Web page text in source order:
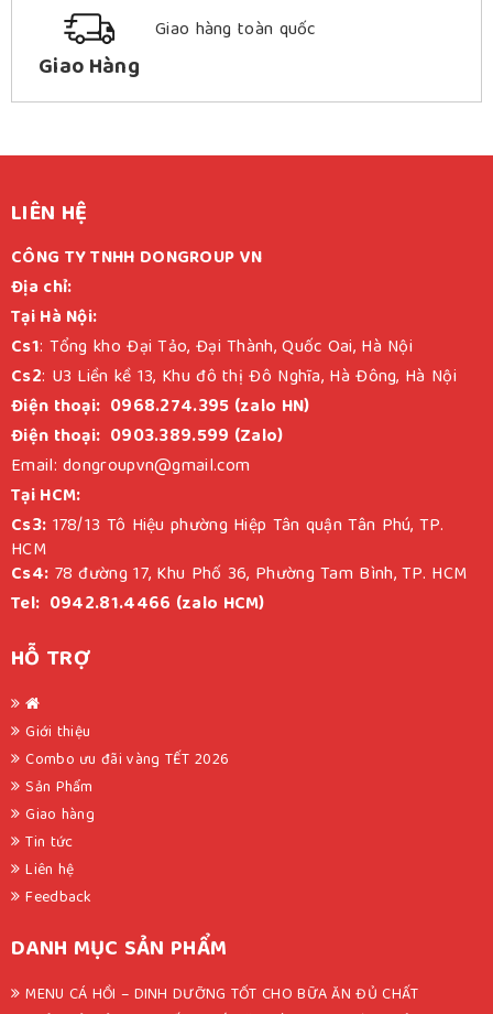
Giao Hàng
Giao hàng toàn quốc
LIÊN HỆ
CÔNG TY TNHH DONGROUP VN
Địa chỉ:
Tại Hà Nội:
Cs1: Tổng kho Đại Tảo, Đại Thành, Quốc Oai, Hà Nội
Cs2: U3 Liền kề 13, Khu đô thị Đô Nghĩa, Hà Đông, Hà Nội
Điện thoại: 0968.274.395 (zalo HN)
Điện thoại: 0903.389.599 (Zalo)
Email: dongroupvn@gmail.com
Tại HCM:
Cs3: 178/13 Tô Hiệu phường Hiệp Tân quận Tân Phú, TP.
HCM
Cs4: 78 đường 17, Khu Phố 36, Phường Tam Bình, TP. HCM
Tel: 0942.81.4466 (zalo HCM)
HỖ TRỢ
Giới thiệu
Combo ưu đãi vàng TẾT 2026
Sản Phẩm
Giao hàng
Tin tức
Liên hệ
Feedback
DANH MỤC SẢN PHẨM
MENU CÁ HỒI – DINH DƯỠNG TỐT CHO BỮA ĂN ĐỦ CHẤT